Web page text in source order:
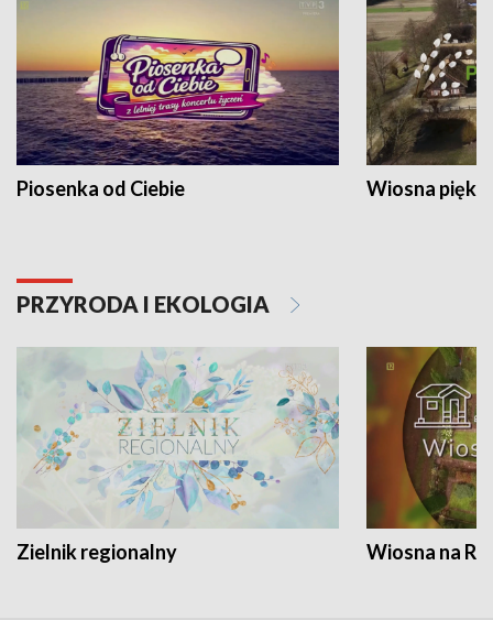
Piosenka od Ciebie Wiosna
PRZYRODA I EKOLOGIA
Zielnik regionalny Wiosna na